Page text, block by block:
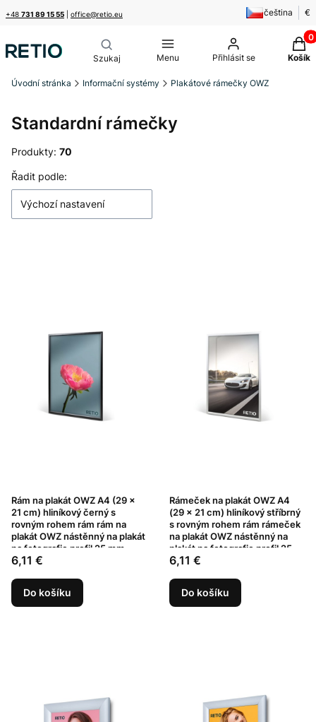
+48 731 89 15 55 office@retio.eu čeština €
Menu Přihlásit se Košík
Úvodní stránka Informační systémy Plakátové rámečky OWZ
Standardní rámečky
Produkty: 70
Seznam produktů
Řadit podle:
Výchozí nastavení
Rám na plakát OWZ A4 (29 x
21 cm) hliníkový černý s
rovným rohem rám rám na
plakát OWZ nástěnný na plakát
na fotografie profil 25 mm
Cena
6,11 €
Do košíku
Rámeček na plakát OWZ A4
(29 x 21 cm) hliníkový stříbrný
s rovným rohem rám rámeček
na plakát OWZ nástěnný na
plakát na fotografie profil 25
mm
Cena
6,11 €
Do košíku